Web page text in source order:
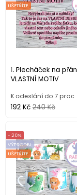
1. Plecháček na
VLASTNÍ MOTIV
UŠETŘÍTE
K odeslání do 7
192 Kč 240 Kč
- 20%
VÝPRODEJ
UŠETŘÍTE